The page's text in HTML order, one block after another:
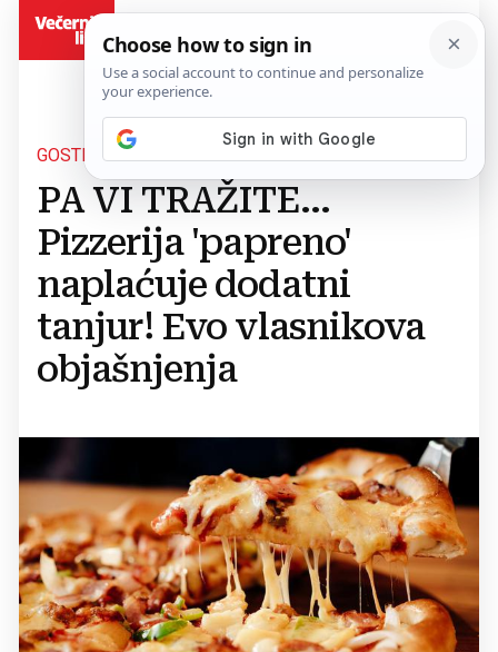
GOSTI BIJESNI
PA VI TRAŽITE...
Pizzerija 'papreno'
naplaćuje dodatni
tanjur! Evo vlasnikova
objašnjenja